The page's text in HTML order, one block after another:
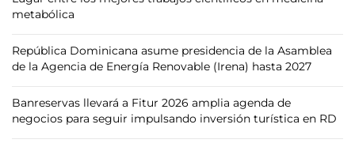
metabólica
República Dominicana asume presidencia de la Asamblea
de la Agencia de Energía Renovable (Irena) hasta 2027
Banreservas llevará a Fitur 2026 amplia agenda de
negocios para seguir impulsando inversión turística en RD